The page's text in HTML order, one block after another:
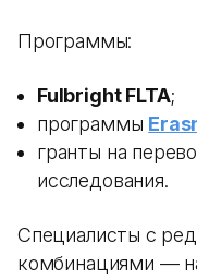
Программы:
Fulbright FLTA;
программы
гранты на
исследования.
Специалисты с
комбинациями —